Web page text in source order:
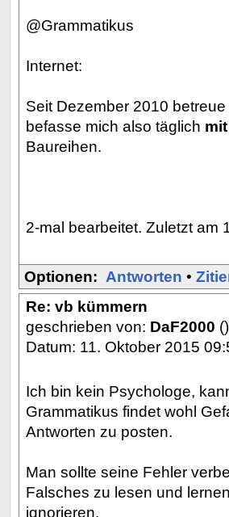
@Grammatikus
Internet:
Seit Dezember 2010
befasse mich also täglich mit
Baureihen.
2-mal bearbeitet. Zuletzt am
Optionen: Antworten •
Re: vb kümmern
geschrieben von: DaF2000 ()
Datum: 11. Oktober 2015
Ich bin kein Psychologe,
Grammatikus findet wohl
Antworten zu posten.
Man sollte seine Fehler
Falsches zu lesen und
ignorieren.